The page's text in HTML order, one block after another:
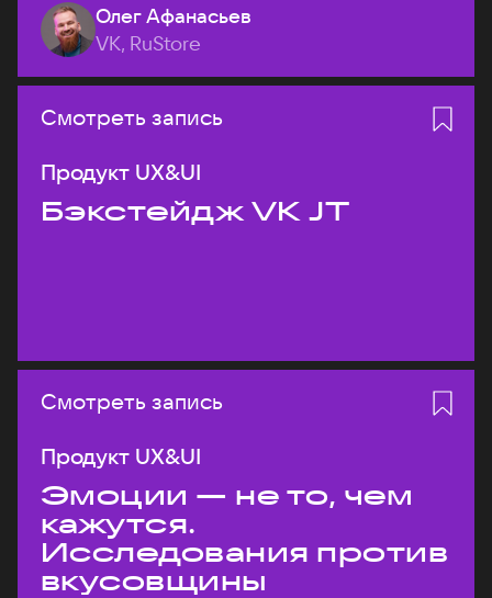
Олег Афанасьев
VK, RuStore
Смотреть запись
Продукт UX&UI
Бэкстейдж VK JT
Смотреть запись
Продукт UX&UI
Эмоции — не то, чем
кажутся.
Исследования против
вкусовщины